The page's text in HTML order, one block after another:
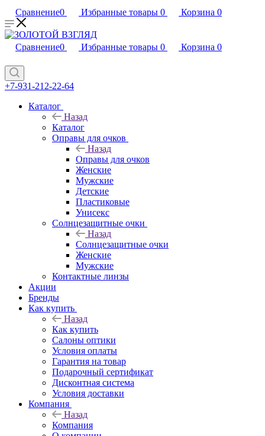
Сравнение0 Избранные товары 0 Корзина 0
Сравнение0 Избранные товары 0 Корзина 0
+7-931-212-22-64
Каталог
Назад
Каталог
Оправы для очков
Назад
Оправы для очков
Женские
Мужские
Детские
Пластиковые
Унисекс
Солнцезащитные очки
Назад
Солнцезащитные очки
Женские
Мужские
Контактные линзы
Акции
Бренды
Как купить
Назад
Как купить
Салоны оптики
Условия оплаты
Гарантия на товар
Подарочный сертификат
Дисконтная система
Условия доставки
Компания
Назад
Компания